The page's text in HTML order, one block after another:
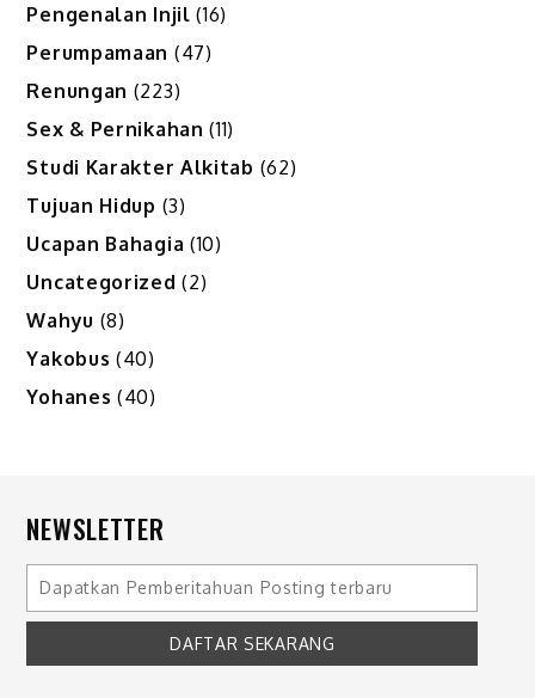
Pengenalan Injil (16)
Perumpamaan (47)
Renungan (223)
Sex & Pernikahan (11)
Studi Karakter Alkitab (62)
Tujuan Hidup (3)
Ucapan Bahagia (10)
Uncategorized (2)
Wahyu (8)
Yakobus (40)
Yohanes (40)
NEWSLETTER